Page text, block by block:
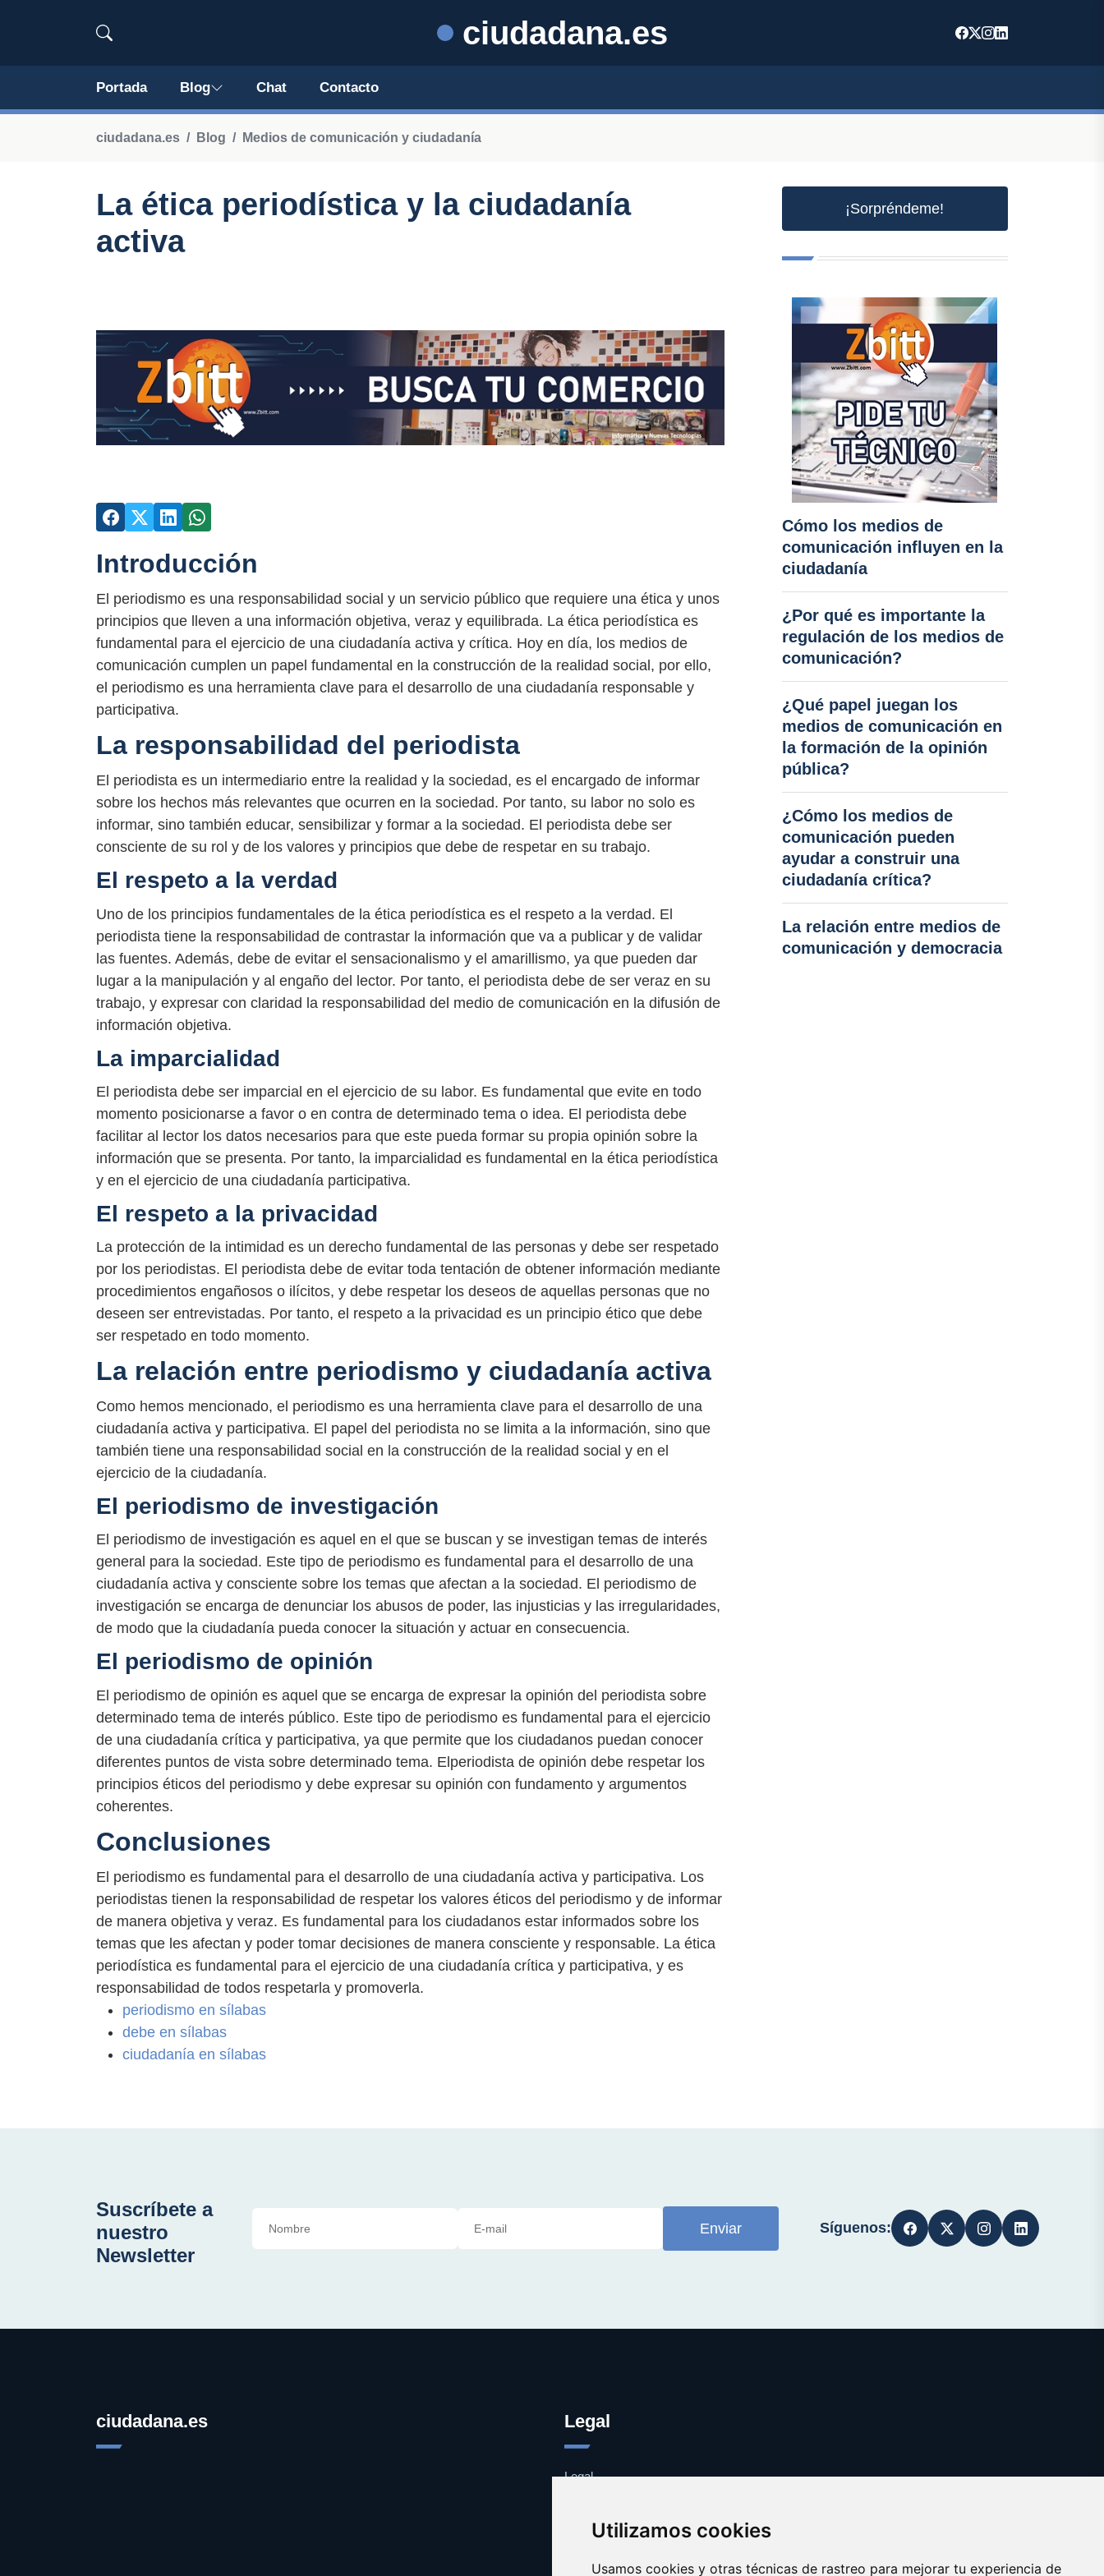
Utilizamos cookies
Usamos cookies y otras técnicas de rastreo para mejorar tu experiencia de
ciudadana.es
Portada Blog Chat Contacto
ciudadana.es Blog Medios de comunicación y ciudadanía
La ética periodística y la ciudadanía
activa
Introducción
El periodismo es una responsabilidad social y un servicio público que requiere una ética y unos
principios que lleven a una información objetiva, veraz y equilibrada. La ética periodística es
fundamental para el ejercicio de una ciudadanía activa y crítica. Hoy en día, los medios de
comunicación cumplen un papel fundamental en la construcción de la realidad social, por ello,
el periodismo es una herramienta clave para el desarrollo de una ciudadanía responsable y
participativa.
La responsabilidad del periodista
El periodista es un intermediario entre la realidad y la sociedad, es el encargado de informar
sobre los hechos más relevantes que ocurren en la sociedad. Por tanto, su labor no solo es
informar, sino también educar, sensibilizar y formar a la sociedad. El periodista debe ser
consciente de su rol y de los valores y principios que debe de respetar en su trabajo.
El respeto a la verdad
Uno de los principios fundamentales de la ética periodística es el respeto a la verdad. El
periodista tiene la responsabilidad de contrastar la información que va a publicar y de validar
las fuentes. Además, debe de evitar el sensacionalismo y el amarillismo, ya que pueden dar
lugar a la manipulación y al engaño del lector. Por tanto, el periodista debe de ser veraz en su
trabajo, y expresar con claridad la responsabilidad del medio de comunicación en la difusión de
información objetiva.
La imparcialidad
El periodista debe ser imparcial en el ejercicio de su labor. Es fundamental que evite en todo
momento posicionarse a favor o en contra de determinado tema o idea. El periodista debe
facilitar al lector los datos necesarios para que este pueda formar su propia opinión sobre la
información que se presenta. Por tanto, la imparcialidad es fundamental en la ética periodística
y en el ejercicio de una ciudadanía participativa.
El respeto a la privacidad
La protección de la intimidad es un derecho fundamental de las personas y debe ser respetado
por los periodistas. El periodista debe de evitar toda tentación de obtener información mediante
procedimientos engañosos o ilícitos, y debe respetar los deseos de aquellas personas que no
deseen ser entrevistadas. Por tanto, el respeto a la privacidad es un principio ético que debe
ser respetado en todo momento.
La relación entre periodismo y ciudadanía activa
Como hemos mencionado, el periodismo es una herramienta clave para el desarrollo de una
ciudadanía activa y participativa. El papel del periodista no se limita a la información, sino que
también tiene una responsabilidad social en la construcción de la realidad social y en el
ejercicio de la ciudadanía.
El periodismo de investigación
El periodismo de investigación es aquel en el que se buscan y se investigan temas de interés
general para la sociedad. Este tipo de periodismo es fundamental para el desarrollo de una
ciudadanía activa y consciente sobre los temas que afectan a la sociedad. El periodismo de
investigación se encarga de denunciar los abusos de poder, las injusticias y las irregularidades,
de modo que la ciudadanía pueda conocer la situación y actuar en consecuencia.
El periodismo de opinión
El periodismo de opinión es aquel que se encarga de expresar la opinión del periodista sobre
determinado tema de interés público. Este tipo de periodismo es fundamental para el ejercicio
de una ciudadanía crítica y participativa, ya que permite que los ciudadanos puedan conocer
diferentes puntos de vista sobre determinado tema. Elperiodista de opinión debe respetar los
principios éticos del periodismo y debe expresar su opinión con fundamento y argumentos
coherentes.
Conclusiones
El periodismo es fundamental para el desarrollo de una ciudadanía activa y participativa. Los
periodistas tienen la responsabilidad de respetar los valores éticos del periodismo y de informar
de manera objetiva y veraz. Es fundamental para los ciudadanos estar informados sobre los
temas que les afectan y poder tomar decisiones de manera consciente y responsable. La ética
periodística es fundamental para el ejercicio de una ciudadanía crítica y participativa, y es
responsabilidad de todos respetarla y promoverla.
periodismo en sílabas
debe en sílabas
ciudadanía en sílabas
¡Sorpréndeme!
Cómo los medios de
comunicación influyen en la
ciudadanía
¿Por qué es importante la
regulación de los medios de
comunicación?
¿Qué papel juegan los
medios de comunicación en
la formación de la opinión
pública?
¿Cómo los medios de
comunicación pueden
ayudar a construir una
ciudadanía crítica?
La relación entre medios de
comunicación y democracia
Suscríbete a
nuestro
Newsletter
Enviar Síguenos:
ciudadana.es Legal
Legal
Contacto